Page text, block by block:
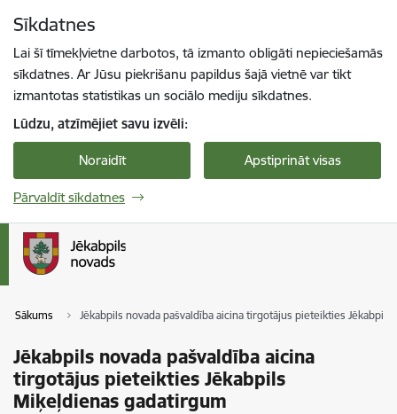
Sīkdatnes
Lai šī tīmekļvietne darbotos, tā izmanto obligāti nepieciešamās
sīkdatnes. Ar Jūsu piekrišanu papildus šajā vietnē var tikt
izmantotas statistikas un sociālo mediju sīkdatnes.
Lūdzu, atzīmējiet savu izvēli:
Noraidīt Apstiprināt visas
Pārvaldīt sīkdatnes
Sākums Jēkabpils novada pašvaldība aicina tirgotājus pieteikties
Jēkabpils novada pašvaldība aicina
tirgotājus pieteikties Jēkabpils
Miķeļdienas gadatirgum